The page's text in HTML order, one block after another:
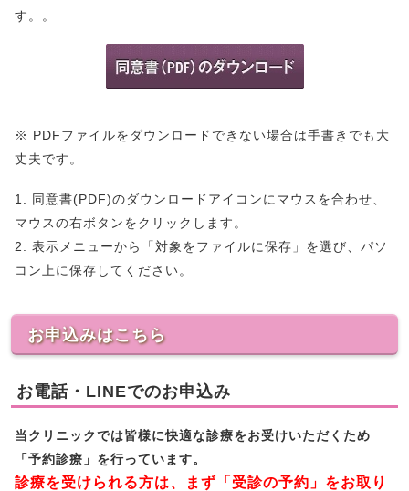
す。。
※ PDFファイルをダウンロードできない場合は手書きでも大
丈夫です。
1. 同意書(PDF)のダウンロードアイコンにマウスを合わせ、
マウスの右ボタンをクリックします。
2. 表示メニューから「対象をファイルに保存」を選び、パソ
コン上に保存してください。
お申込みはこちら
お電話・LINEでのお申込み
当クリニックでは皆様に快適な診療をお受けいただくため
「予約診療」を行っています。
診療を受けられる方は、まず「受診の予約」をお取り